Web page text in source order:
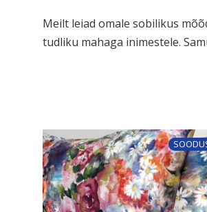
Meilt leiad omale sobilikus
tudliku mahaga inimestele.